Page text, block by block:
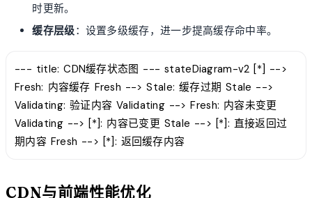
时更新。
缓存层级：设置多级缓存，进一步提高缓存命中率。
--- title: CDN缓存状态图 --- stateDiagram-v2 [*] -->
Fresh: 内容缓存 Fresh --> Stale: 缓存过期 Stale -->
Validating: 验证内容 Validating --> Fresh: 内容未变更
Validating --> [*]: 内容已变更 Stale --> [*]: 直接返回过
期内容 Fresh --> [*]: 返回缓存内容
CDN与前端性能优化